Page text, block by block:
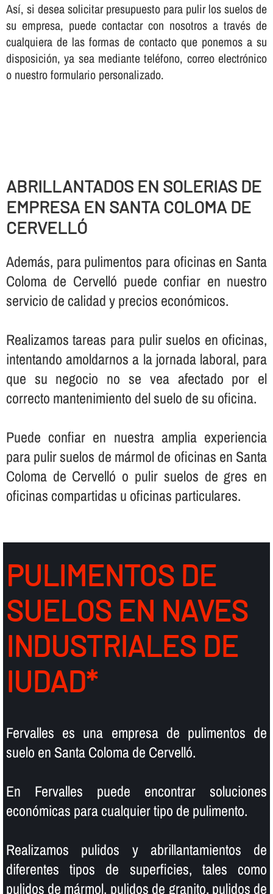
Así­, si desea solicitar presupuesto para pulir los suelos de
su empresa, puede contactar con nosotros a través de
cualquiera de las formas de contacto que ponemos a su
disposición, ya sea mediante teléfono, correo electrónico
o nuestro formulario personalizado.
ABRILLANTADOS EN SOLERIAS DE
EMPRESA EN SANTA COLOMA DE
CERVELLÓ
Además, para pulimentos para oficinas en Santa
Coloma de Cervelló puede confiar en nuestro
servicio de calidad y precios económicos.
Realizamos tareas para pulir suelos en oficinas,
intentando amoldarnos a la jornada laboral, para
que su negocio no se vea afectado por el
correcto mantenimiento del suelo de su oficina.
Puede confiar en nuestra amplia experiencia
para pulir suelos de mármol de oficinas en Santa
Coloma de Cervelló o pulir suelos de gres en
oficinas compartidas u oficinas particulares.
PULIMENTOS DE
SUELOS EN NAVES
INDUSTRIALES DE
IUDAD*
Fervalles es una empresa de pulimentos de
suelo en Santa Coloma de Cervelló.
En Fervalles puede encontrar soluciones
económicas para cualquier tipo de pulimento.
Realizamos pulidos y abrillantamientos de
diferentes tipos de superficies, tales como
pulidos de mármol, pulidos de granito, pulidos de